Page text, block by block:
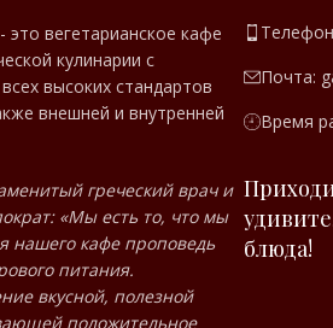
это вегетарианское кафе
кулинарии с
высоких стандартов
внешней и внутренней
греческий врач и
«Мы есть то, что мы
нашего кафе проповедь
питания.
вкусной, полезной
положительное
Почта:
Время
блюда!